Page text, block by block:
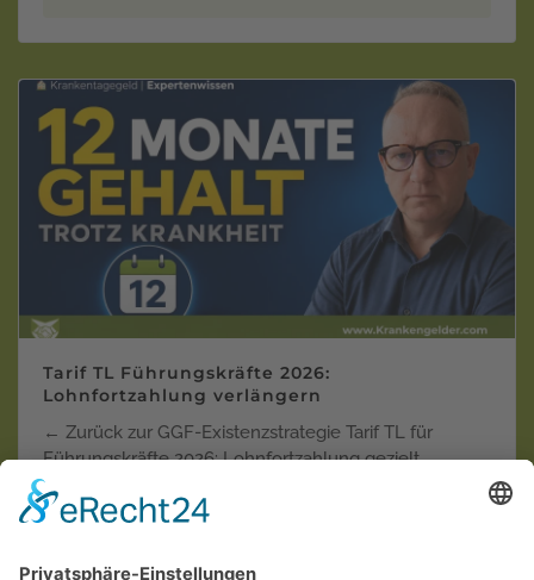
Tarif TL Führungskräfte 2026:
Lohnfortzahlung verlängern
← Zurück zur GGF-Existenzstrategie Tarif TL für
Führungskräfte 2026: Lohnfortzahlung gezielt
verlänger…